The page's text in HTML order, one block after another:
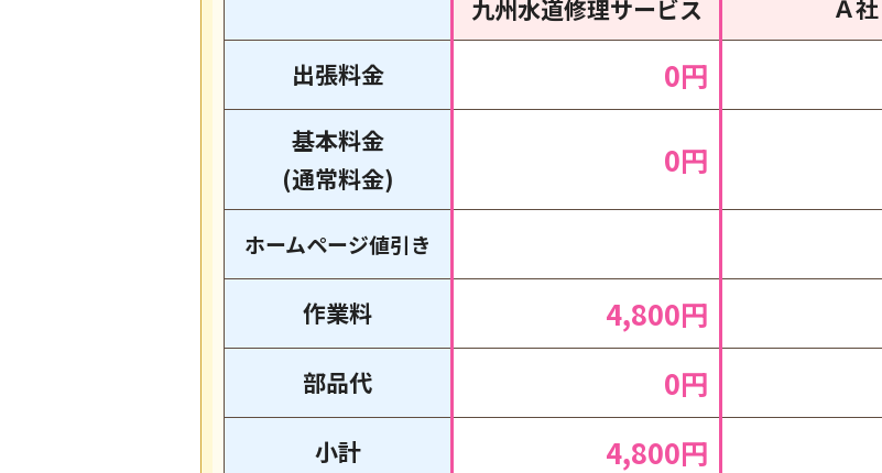
九州水道修理サービス Ａ社
出張料金
0円
基本料金
(通常料金)
0円
作業料 4,800円
部品代 0円
小計 4,800円